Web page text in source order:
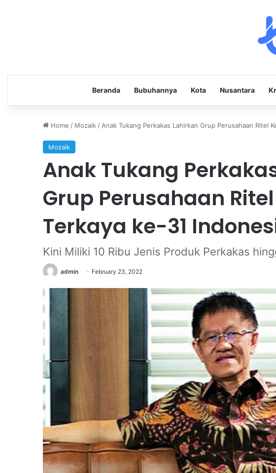
Beranda Bubuhannya Kota Nusantara
Home / Mozaik / Anak Tukang Perkakas Lahirkan Grup Perusahaan Ritel
Mozaik
Anak Tukang
Grup Perusahaan
Terkaya ke-31
Kini Miliki 10 Ribu Jenis Produk Perkakas
admin February 23, 2022